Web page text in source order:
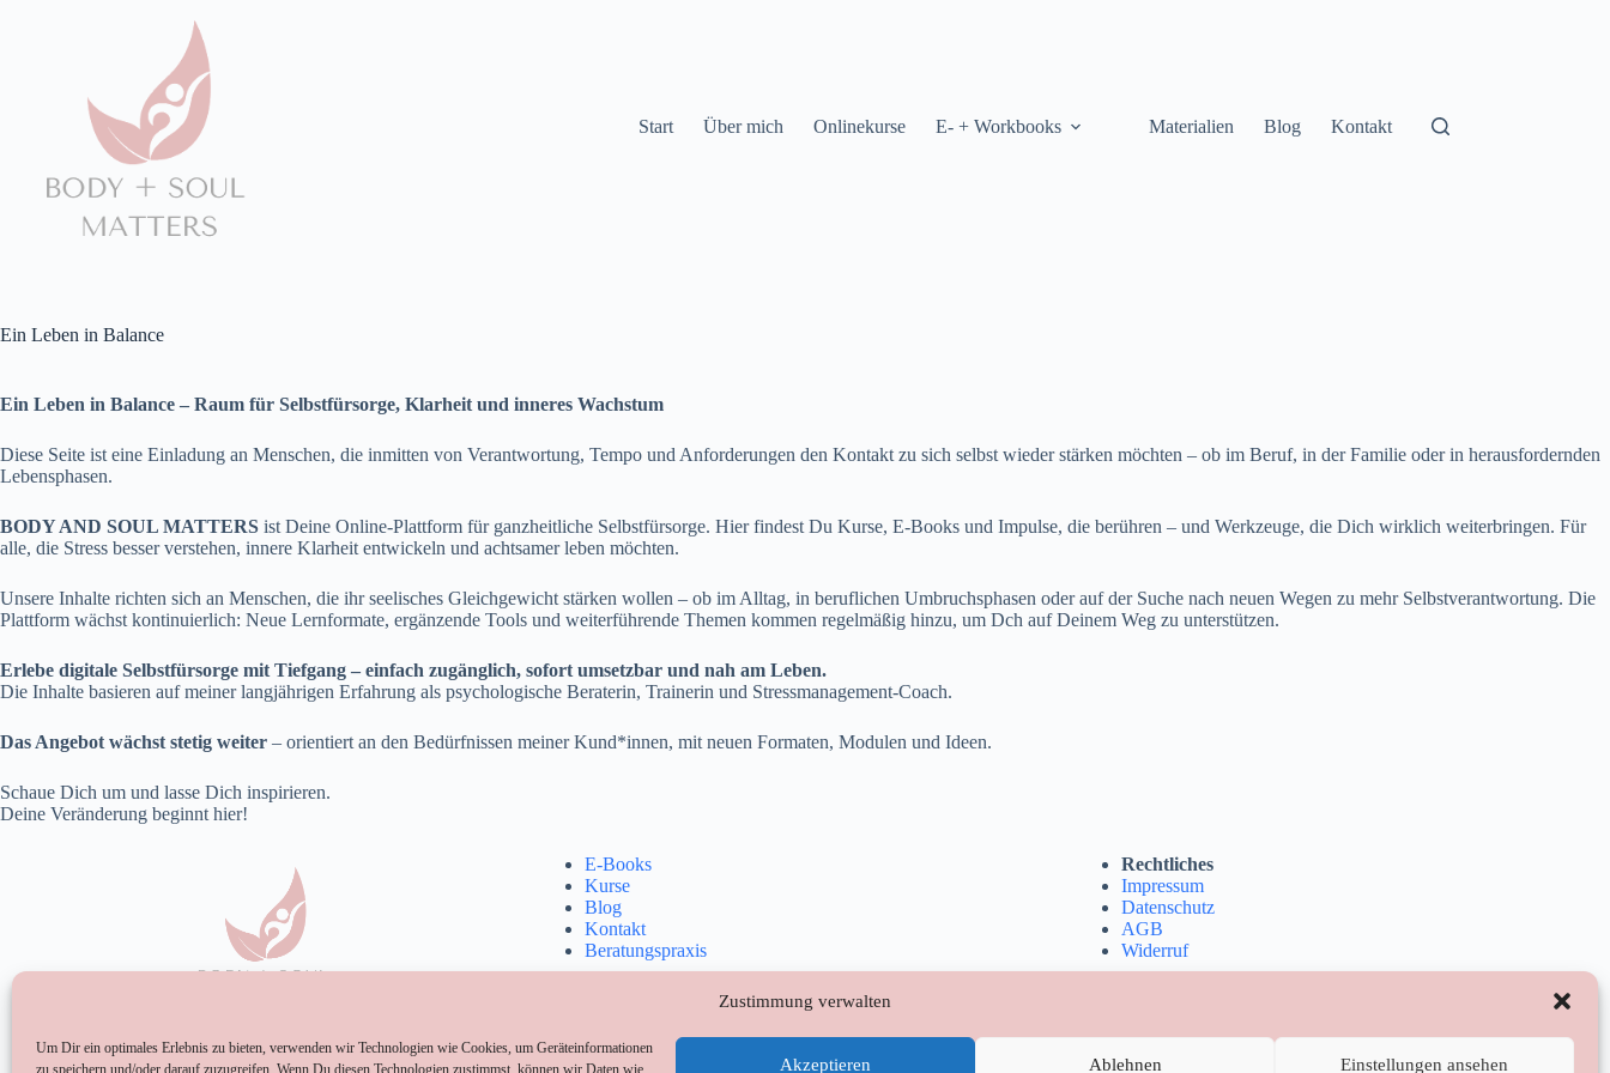
Zustimmung verwalten
Um Dir ein optimales Erlebnis zu bieten, verwenden wir Technologien wie Cookies, um Geräteinformationen
zu speichern und/oder darauf zuzugreifen. Wenn Du diesen Technologien zustimmst, können wir Daten wie
Akzeptieren Ablehnen Einstellungen ansehen
Start Über mich Onlinekurse E- + Workbooks Materialien Blog Kontakt
Ein Leben in Balance
Ein Leben in Balance – Raum für Selbstfürsorge, Klarheit und inneres Wachstum
Diese Seite ist eine Einladung an Menschen, die inmitten von Verantwortung, Tempo und Anforderungen den Kontakt zu sich selbst wieder stärken möchten – ob im Beruf, in der Familie oder in herausfordernden
Lebensphasen.
BODY AND SOUL MATTERS ist Deine Online-Plattform für ganzheitliche Selbstfürsorge. Hier findest Du Kurse, E-Books und Impulse, die berühren – und Werkzeuge, die Dich wirklich weiterbringen. Für
alle, die Stress besser verstehen, innere Klarheit entwickeln und achtsamer leben möchten.
Unsere Inhalte richten sich an Menschen, die ihr seelisches Gleichgewicht stärken wollen – ob im Alltag, in beruflichen Umbruchsphasen oder auf der Suche nach neuen Wegen zu mehr Selbstverantwortung. Die
Plattform wächst kontinuierlich: Neue Lernformate, ergänzende Tools und weiterführende Themen kommen regelmäßig hinzu, um Dch auf Deinem Weg zu unterstützen.
Erlebe digitale Selbstfürsorge mit Tiefgang – einfach zugänglich, sofort umsetzbar und nah am Leben.
Die Inhalte basieren auf meiner langjährigen Erfahrung als psychologische Beraterin, Trainerin und Stressmanagement-Coach.
Das Angebot wächst stetig weiter – orientiert an den Bedürfnissen meiner Kund*innen, mit neuen Formaten, Modulen und Ideen.
Schaue Dich um und lasse Dich inspirieren.
Deine Veränderung beginnt hier!
E-Books
Kurse
Blog
Kontakt
Beratungspraxis
Rechtliches
Impressum
Datenschutz
AGB
Widerruf